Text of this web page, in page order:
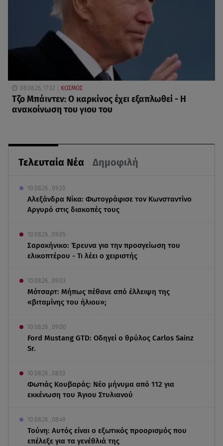
Τελευταία Νέα Δημοφιλή
10.08.26 , 09:20
Αλεξάνδρα Νίκα: Φωτογράφισε τον Κωνσταντίνο
Αργυρό στις διακοπές τους
10.08.26 , 09:05
Σαρακήνικο: Έρευνα για την προσγείωση του
ελικοπτέρου - Τι λέει ο χειριστής
10.08.26 , 09:03
Μότσαρτ: Μήπως πέθανε από έλλειψη της
«βιταμίνης του ήλιου»;
10.08.26 , 09:00
Ford Mustang GTD: Οδηγεί ο θρύλος Carlos Sainz
Sr.
10.08.26 , 08:53
Φωτιάς Κουβαράς: Νέο μήνυμα από 112 για
εκκένωση του Άγιου Στυλιανού
10.08.26 , 08:49
Τούνη: Αυτός είναι ο εξωτικός προορισμός που
επέλεξε για τα γενέθλιά της
08.08.26, 17:32 ΚΟΣΜΟΣ
Τζο Μπάιντεν: Ο καρκίνος έχει εξαπλωθεί - Η
ανακοίνωση του γιου του